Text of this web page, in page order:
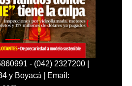
- (042) 2327200 |
y Boyacá | Email: